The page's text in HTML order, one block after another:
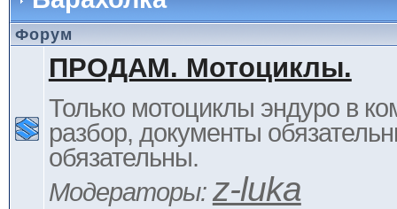
Форум
ПРОДАМ. Мотоциклы.
Только мотоциклы эндуро в
разбор, документы
обязательны.
Модераторы: z-luka